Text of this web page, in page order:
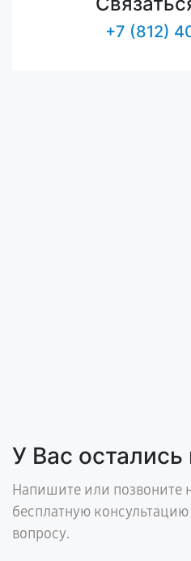
+7 (812)
У Вас
Напишите или позвоните
бесплатную
вопросу.